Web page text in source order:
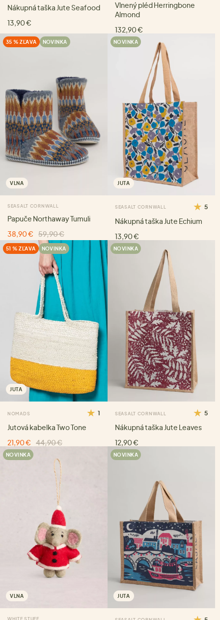
Nákupná taška Jute Seafood
13,90 €
Vlnený pléd Herringbone
Almond
132,90 €
35 % ZĽAVA NOVINKA
VLNA
SEASALT CORNWALL
Papuče Northaway Tumuli
38,90 €
59,90 €
NOVINKA
JUTA
SEASALT CORNWALL 5
Nákupná taška Jute Echium
13,90 €
51 % ZĽAVA NOVINKA
JUTA
NOMADS 1
Jutová kabelka Two Tone
21,90 €
44,90 €
NOVINKA
SEASALT CORNWALL 5
Nákupná taška Jute Leaves
12,90 €
NOVINKA
VLNA
WHITE STUFF
NOVINKA
JUTA